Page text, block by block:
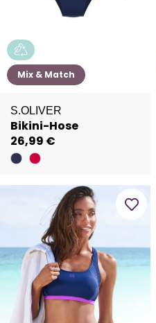
Mix & Match
S.OLIVER
Bikini-Hose
26,99 €